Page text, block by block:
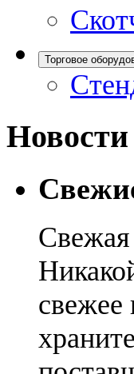
Торговое
Новости